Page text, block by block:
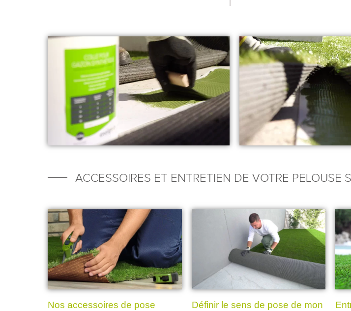
ACCESSOIRES ET ENTRETIEN DE VOTRE PELOUSE
Nos accessoires de pose
Définir le sens de pose de mon